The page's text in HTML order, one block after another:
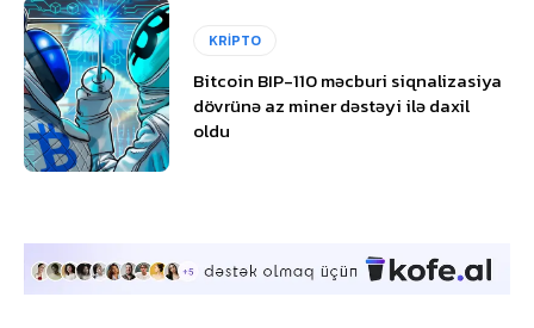
KRİPTO
Bitcoin BIP-110 məcburi siqnalizasiya
dövrünə az miner dəstəyi ilə daxil
oldu